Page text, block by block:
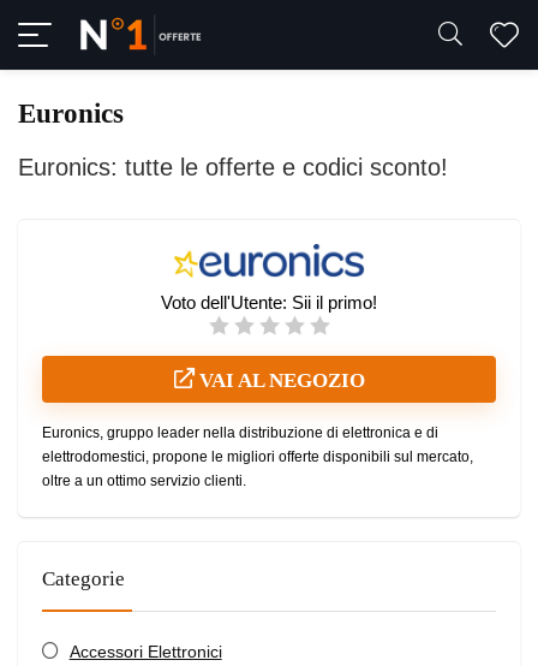
Euronics
Euronics: tutte le offerte e codici sconto!
Voto dell'Utente: Sii il primo!
VAI AL NEGOZIO
Euronics, gruppo leader nella distribuzione di elettronica e di
elettrodomestici, propone le migliori offerte disponibili sul mercato,
oltre a un ottimo servizio clienti.
Categorie
Accessori Elettronici